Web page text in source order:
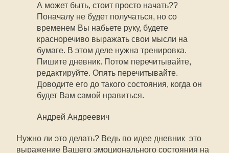
А может быть, стоит просто начать??
Поначалу не будет получаться, но со
временем Вы набьете руку, будете
красноречиво выражать свои мысли на
бумаге. В этом деле нужна тренировка.
Пишите дневник. Потом перечитывайте,
редактируйте. Опять перечитывайте.
Доводите его до такого состояния, когда он
будет Вам самой нравиться.
Андрей Андреевич
Нужно ли это делать? Ведь по идее дневник  это
выражение Вашего эмоционального состояния на